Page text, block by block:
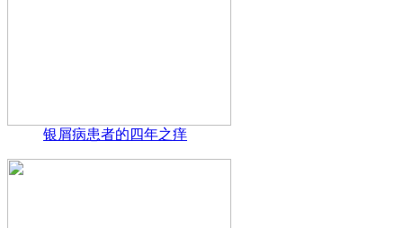
银屑病患者的四年之痒